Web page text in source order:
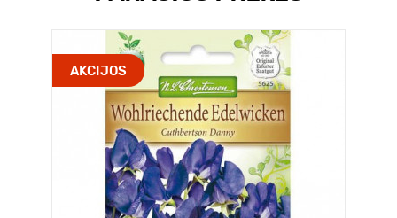
AKCIJOS